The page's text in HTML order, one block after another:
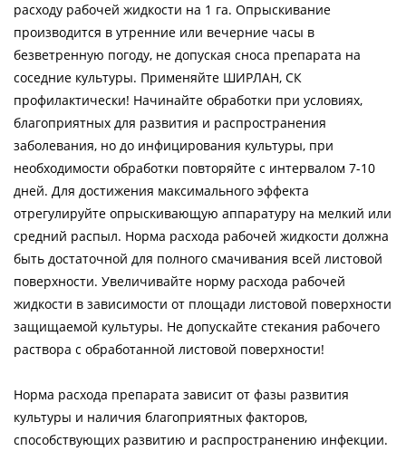
расходу рабочей жидкости на 1 га. Опрыскивание
производится в утренние или вечерние часы в
безветренную погоду, не допуская сноса препарата на
соседние культуры. Применяйте ШИРЛАН, СК
профилактически! Начинайте обработки при условиях,
благоприятных для развития и распространения
заболевания, но до инфицирования культуры, при
необходимости обработки повторяйте с интервалом 7-10
дней. Для достижения максимального эффекта
отрегулируйте опрыскивающую аппаратуру на мелкий или
средний распыл. Норма расхода рабочей жидкости должна
быть достаточной для полного смачивания всей листовой
поверхности. Увеличивайте норму расхода рабочей
жидкости в зависимости от площади листовой поверхности
защищаемой культуры. Не допускайте стекания рабочего
раствора с обработанной листовой поверхности!
Норма расхода препарата зависит от фазы развития
культуры и наличия благоприятных факторов,
способствующих развитию и распространению инфекции.